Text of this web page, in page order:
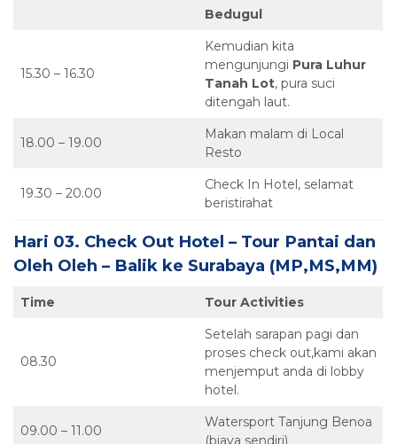
Bedugul
15.30 – 16.30
Kemudian kita
mengunjungi Pura Luhur
Tanah Lot, pura suci
ditengah laut.
18.00 – 19.00
Makan malam di Local
Resto
19.30 – 20.00
Check In Hotel, selamat
beristirahat
Hari 03. Check Out Hotel – Tour Pantai dan
Oleh Oleh – Balik ke Surabaya (MP,MS,MM)
Time Tour Activities
08.30
Setelah sarapan pagi dan
proses check out,kami akan
menjemput anda di lobby
hotel.
09.00 – 11.00
Watersport Tanjung Benoa
(biaya sendiri)